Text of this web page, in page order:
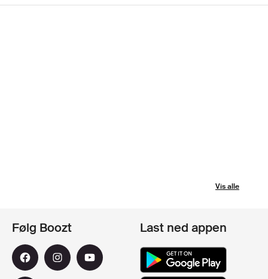
Vis alle
Følg Boozt Last ned appen